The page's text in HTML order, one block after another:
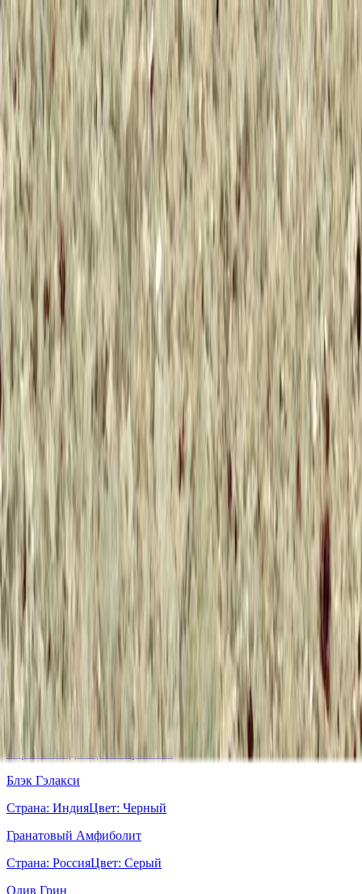
Каталог
+7 (926) 211 90 79
Обратный звонок
О нас Блог Оплата Гарантия
Контакты
Скидка 5.00% на Надгробные плиты
Скидка 5.00% на Надгробные плиты
Каталог камня
Главная
Каталог камня
Гранитные породы Мраморные породы Другие породы
Блю Пёрл (Blue Pearl)
Страна:
Норвегия Цвет:
Куру Грэй
Страна:
Финляндия
Ромбак
Страна:Россия Цвет: Черный
Блю Антик
Страна:
Норвегия Цвет:
Коричневый
Империал Рэд
Страна:
Индия Цвет:
Красный
Блэк Гэлакси
Страна: ИндияЦвет: Черный
Гранатовый Амфиболит
Страна: РоссияЦвет: Серый
Олив Грин